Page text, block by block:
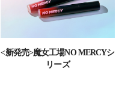
<新発売>魔女工場NO MERCYシ
リーズ